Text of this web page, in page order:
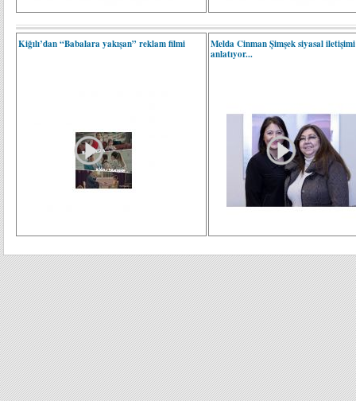
Kiğılı’dan “Babalara yakışan” reklam filmi
Melda Cinman Şimşek siyasal iletişimi
anlatıyor...